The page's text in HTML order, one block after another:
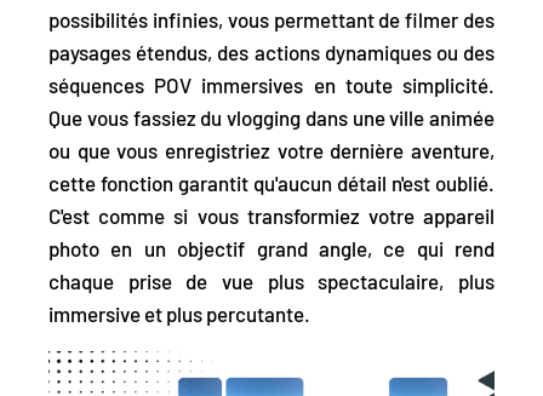
possibilités infinies, vous permettant defilmer des
paysages étendus, des actions dynamiques ou des
séquences POV immersives en toute simplicité.
Que vous fassiez du vlogging dans une ville animée
ou que vous enregistriez votre dernière aventure,
cette fonction garantit qu'aucun détail n'est oublié.
C'est comme si vous transformiez votre appareil
photo en un objectif grand angle, ce qui rend
chaque prise de vue plus spectaculaire, plus
immersive et plus percutante.